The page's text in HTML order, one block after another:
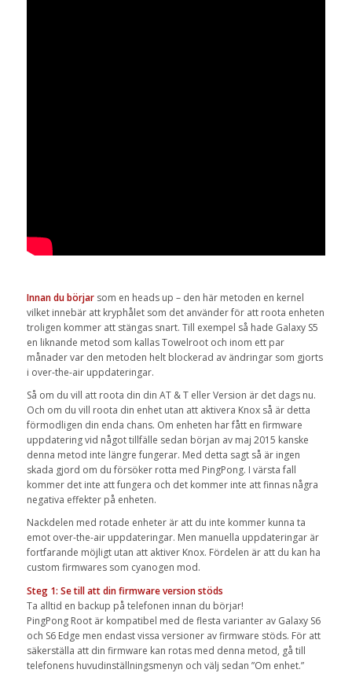
Innan du börjarsom en heads up – den här metoden en kernel
vilket innebär att kryphålet som det använder för att roota enheten
troligen kommer att stängas snart. Till exempel så hade Galaxy S5
en liknande metod som kallas Towelroot och inom ett par
månader var den metoden helt blockerad av ändringar som gjorts
i over-the-air uppdateringar.
Så om du vill att roota din din AT & T eller Version är det dags nu.
Och om du vill roota din enhet utan att aktivera Knox så är detta
förmodligen din enda chans. Om enheten har fått en firmware
uppdatering vid något tillfälle sedan början av maj 2015 kanske
denna metod inte längre fungerar. Med detta sagt så är ingen
skada gjord om du försöker rotta med PingPong. I värsta fall
kommer det inte att fungera och det kommer inte att finnas några
negativa effekter på enheten.
Nackdelen med rotade enheter är att du inte kommer kunna ta
emot over-the-air uppdateringar. Men manuella uppdateringar är
fortfarande möjligt utan att aktiver Knox. Fördelen är att du kan ha
custom firmwares som cyanogen mod.
Steg 1: Se till att din firmware version stöds
Ta alltid en backup på telefonen innan du börjar!
PingPong Root är kompatibel med de flesta varianter av Galaxy S6
och S6 Edge men endast vissa versioner av firmware stöds. För att
säkerställa att din firmware kan rotas med denna metod, gå till
telefonens huvudinställningsmenyn och välj sedan ”Om enhet.”